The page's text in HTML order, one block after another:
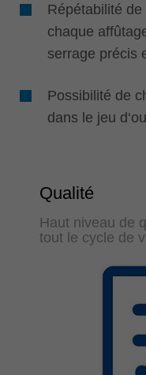
Répétabilité
chaque
serrage précis
Possibilité de
dans le jeu
Qualité
Haut niveau de
tout le cycle de